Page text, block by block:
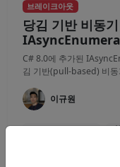
브레이크아웃
당김 기반 비동
C# 8.0에 추가된
김 기반(pull-based) 비동
이규원
IAsyncEnumerable 비